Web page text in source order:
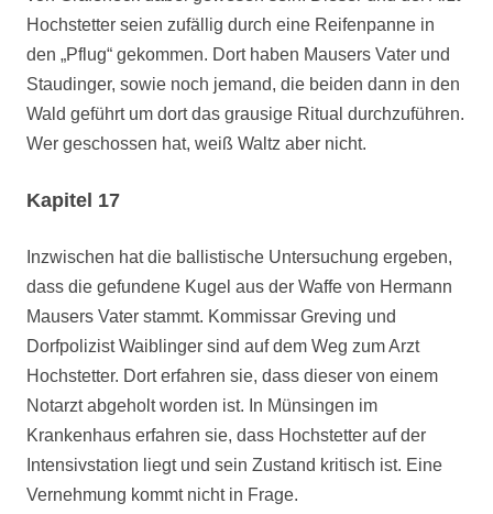
Hochstetter seien zufällig durch eine Reifenpanne in
den „Pflug“ gekommen. Dort haben Mausers Vater und
Staudinger, sowie noch jemand, die beiden dann in den
Wald geführt um dort das grausige Ritual durchzuführen.
Wer geschossen hat, weiß Waltz aber nicht.
Kapitel 17
Inzwischen hat die ballistische Untersuchung ergeben,
dass die gefundene Kugel aus der Waffe von Hermann
Mausers Vater stammt. Kommissar Greving und
Dorfpolizist Waiblinger sind auf dem Weg zum Arzt
Hochstetter. Dort erfahren sie, dass dieser von einem
Notarzt abgeholt worden ist. In Münsingen im
Krankenhaus erfahren sie, dass Hochstetter auf der
Intensivstation liegt und sein Zustand kritisch ist. Eine
Vernehmung kommt nicht in Frage.